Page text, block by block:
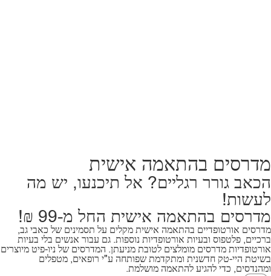
מדרסים בהתאמה אישית
הכאב גורר רגליים? אל תיכנעו, יש מה
לעשות!
מדרסים בהתאמה אישית החל מ-99 ₪!
מדרסים אורטופדיים בהתאמה אישית מקלים על תסמינים של כאבי גב,
ברכיים, פלטפוס ובעיות אורטופדיות נוספות. גם עבור אנשים בלי בעיות
אורטופדיות מדרסים מומלצים לטובת מניעתן. המדרסים של ניו-פיט מיוצרים
בשיטת היי-טק חדשנית ומתקדמת שפותחה ע"י רופאים, מטפלים
ומהנדסים, כדי להגיע להתאמה מושלמת.